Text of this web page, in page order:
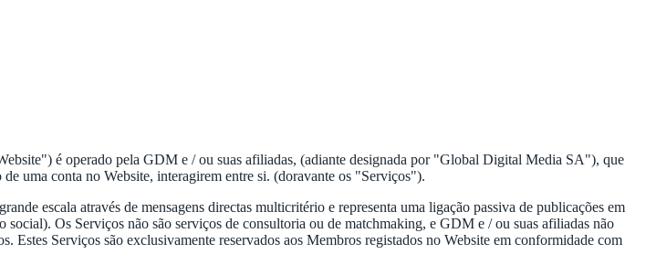
é operado pela GDM e / ou suas afiliadas, (adiante designada por "Global Digital Media SA"), que
uma conta no Website, interagirem entre si. (doravante os "Serviços").
escala através de mensagens directas multicritério e representa uma ligação passiva de publicações em
Os Serviços não são serviços de consultoria ou de matchmaking, e GDM e / ou suas afiliadas não
Estes Serviços são exclusivamente reservados aos Membros registados no Website em conformidade com